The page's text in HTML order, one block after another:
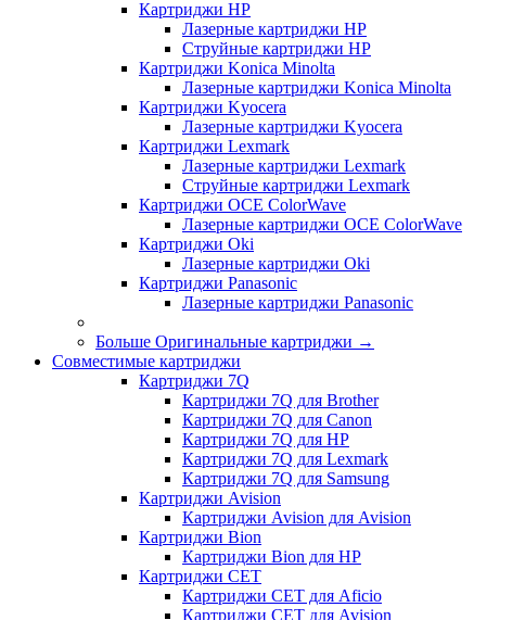
Картриджи HP
Лазерные картриджи HP
Струйные картриджи HP
Картриджи Konica Minolta
Лазерные картриджи Konica Minolta
Картриджи Kyocera
Лазерные картриджи Kyocera
Картриджи Lexmark
Лазерные картриджи Lexmark
Струйные картриджи Lexmark
Картриджи OCE ColorWave
Лазерные картриджи OCE ColorWave
Картриджи Oki
Лазерные картриджи Oki
Картриджи Panasonic
Лазерные картриджи Panasonic
Больше Оригинальные картриджи →
Совместимые картриджи
Картриджи 7Q
Картриджи 7Q для Brother
Картриджи 7Q для Canon
Картриджи 7Q для HP
Картриджи 7Q для Lexmark
Картриджи 7Q для Samsung
Картриджи Avision
Картриджи Avision для Avision
Картриджи Bion
Картриджи Bion для HP
Картриджи CET
Картриджи CET для Aficio
Картриджи CET для Avision